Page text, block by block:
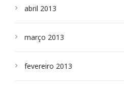
abril 2013
março 2013
fevereiro 2013